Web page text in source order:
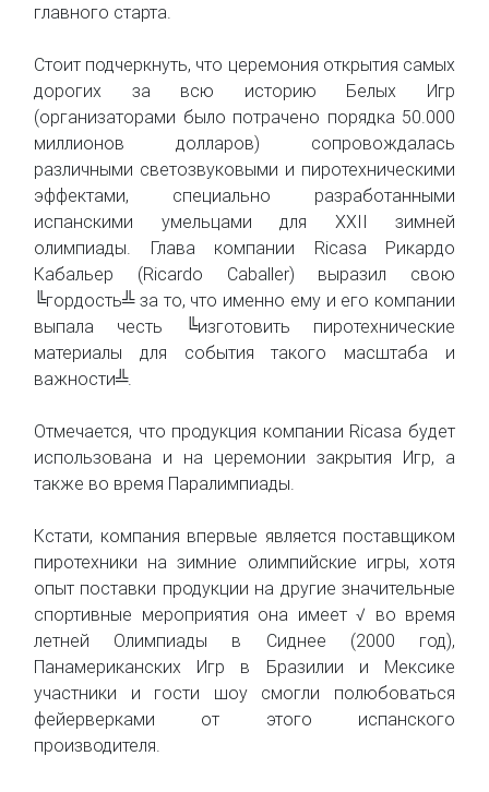
главного старта.
Стоит подчеркнуть, что церемония открытия самых
дорогих за всю историю Белых Игр
(организаторами было потрачено порядка 50.000
миллионов долларов) сопровождалась
различными светозвуковыми и пиротехническими
эффектами, специально разработанными
испанскими умельцами для XXII зимней
олимпиады. Глава компании Ricasa Рикардо
Кабальер (Ricardo Caballer) выразил свою
╚гордость╩ за то, что именно ему и его компании
выпала честь ╚изготовить пиротехнические
материалы для события такого масштаба и
важности╩.
Отмечается, что продукция компании Ricasa будет
использована и на церемонии закрытия Игр, а
также во время Паралимпиады.
Кстати, компания впервые является поставщиком
пиротехники на зимние олимпийские игры, хотя
опыт поставки продукции на другие значительные
спортивные мероприятия она имеет √ во время
летней Олимпиады в Сиднее (2000 год),
Панамериканских Игр в Бразилии и Мексике
участники и гости шоу смогли полюбоваться
фейерверками от этого испанского
производителя.